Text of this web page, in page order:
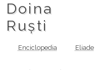
Doina
Ruști
Enciclopedia Eliade